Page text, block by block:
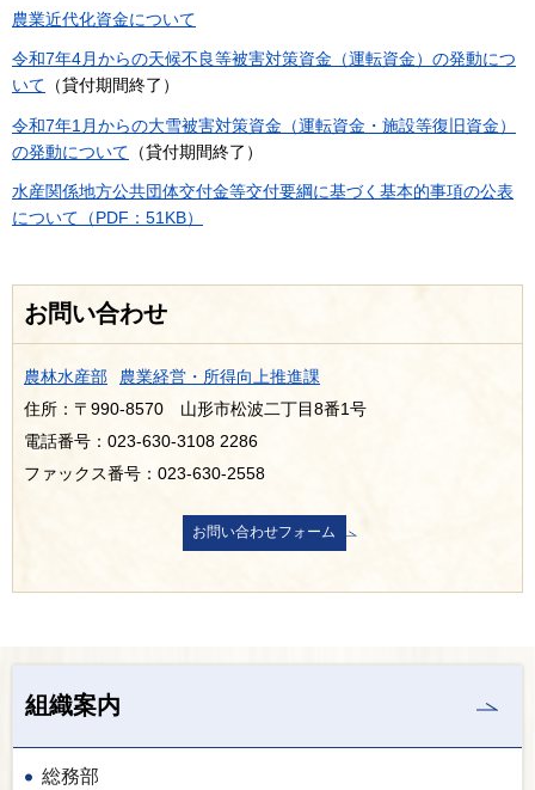
農業近代化資金について
令和7年4月からの天候不良等被害対策資金（運転資金）の発動につ
いて （貸付期間終了）
令和7年1月からの大雪被害対策資金（運転資金・施設等復旧資金）
の発動について （貸付期間終了）
水産関係地方公共団体交付金等交付要綱に基づく基本的事項の公表
について（PDF：51KB）
お問い合わせ
農林水産部
農業経営・所得向上推進課
住所：〒990-8570 山形市松波二丁目8番1号
電話番号：023-630-3108 2286
ファックス番号：023-630-2558
組織案内
総務部